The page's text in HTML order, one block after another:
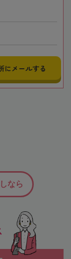
にメールする
なら